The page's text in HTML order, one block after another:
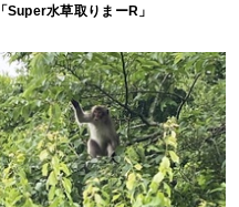
「Super水草取りまーR」